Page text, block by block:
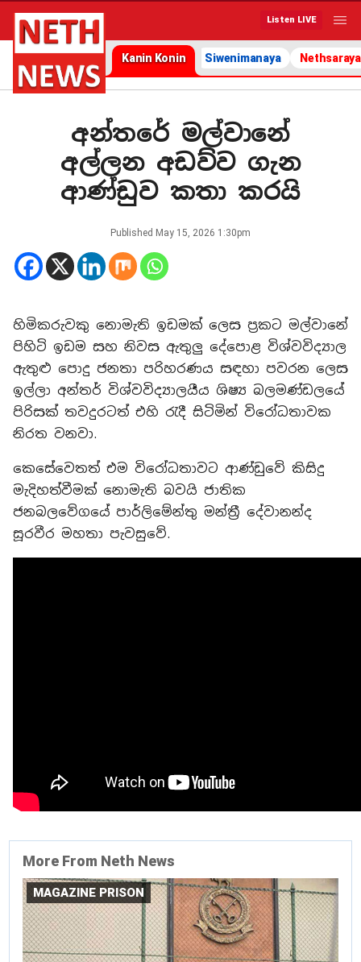
Listen LIVE
Kanin Konin Siwenimanaya Nethsaraya
අන්තරේ මල්වානේ
අල්ලන අඩව්ව ගැන
ආණ්ඩුව කතා කරයි
Published May 15, 2026 1:30pm
හිමිකරුවකු නොමැති ඉඩමක් ලෙස ප්‍රකට මල්වානේ
පිහිටි ඉඩම සහ නිවස ඇතුලු දේපොළ විශ්වවිද්‍යාල
ඇතුළු පොදු ජනතා පරිහරණය සඳහා පවරන ලෙස
ඉල්ලා අන්තර් විශ්වවිද්‍යාලයීය ශිෂ්‍ය බලමණ්ඩලයේ
පිරිසක් තවදුරටත් එහි රැදී සිටිමින් විරෝධතාවක
නිරත වනවා.
කෙසේවෙතත් එම විරෝධතාවට ආණ්ඩුවේ කිසිදු
මැදිහත්වීමක් නොමැති බවයි ජාතික
ජනබලවේගයේ පාර්ලිමේන්තු මන්ත්‍රී දේවානන්ද
සූරවීර මහතා පැවසුවේ.
More From Neth News
MAGAZINE PRISON